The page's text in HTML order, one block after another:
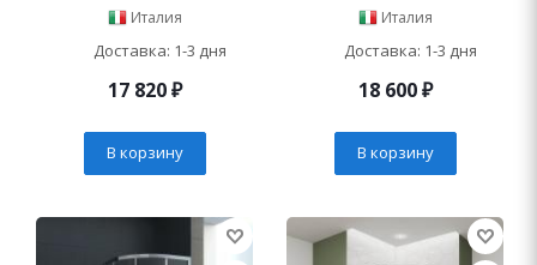
Италия
Доставка: 1-3 дня
17 820₽
В корзину
Италия
Доставка: 1-3 дня
18 600₽
В корзину